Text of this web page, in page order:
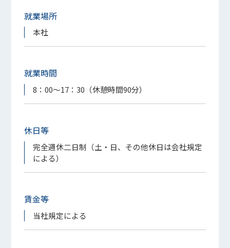
就業場所
本社
就業時間
8：00～17：30（休憩時間90分）
休日等
完全週休二日制（土・日、その他休日は会社規定
による）
賃金等
当社規定による